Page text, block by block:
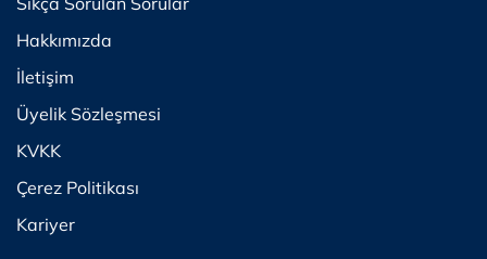
Hakkımızda
İletişim
Üyelik Sözleşmesi
KVKK
Çerez Politikası
Kariyer